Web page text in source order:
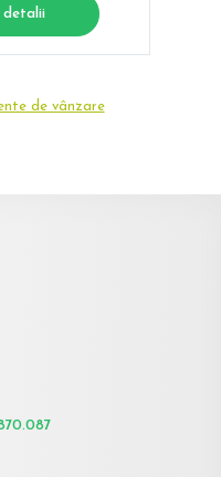
detalii
de vânzare